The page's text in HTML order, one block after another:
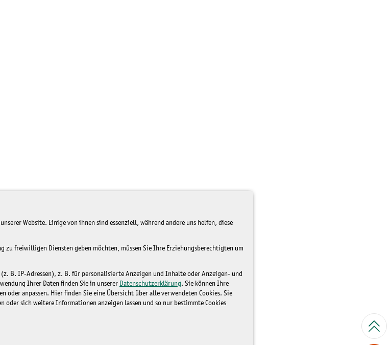
Website. Einige von ihnen sind essenziell, während andere uns helfen, diese
zu freiwilligen Diensten geben möchten, müssen Sie Ihre Erziehungsberechtigten um
B. IP-Adressen), z. B. für personalisierte Anzeigen und Inhalte oder Anzeigen- und
Ihrer Daten finden Sie in unserer Datenschutzerklärung. Sie können Ihre
anpassen. Hier finden Sie eine Übersicht über alle verwendeten Cookies. Sie
oder sich weitere Informationen anzeigen lassen und so nur bestimmte Cookies